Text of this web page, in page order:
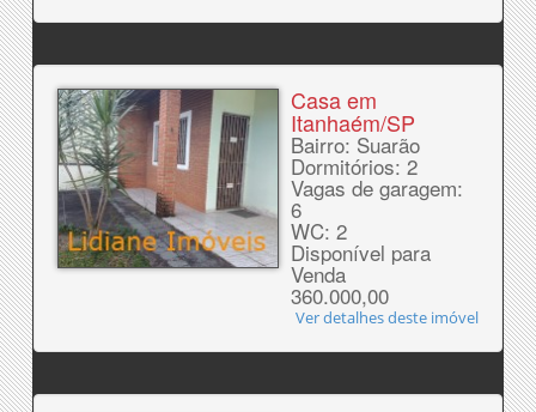
Casa em
Itanhaém/SP
Bairro: Suarão
Dormitórios: 2
Vagas de garagem:
6
WC: 2
Disponível para
Venda
360.000,00
Ver detalhes deste imóvel